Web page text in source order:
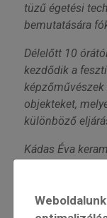
tüzű égetési
bemutatására
Délelőtt 10
kezdődik a
objekteket,
különböző
Kádas Éva
Este 19 órától